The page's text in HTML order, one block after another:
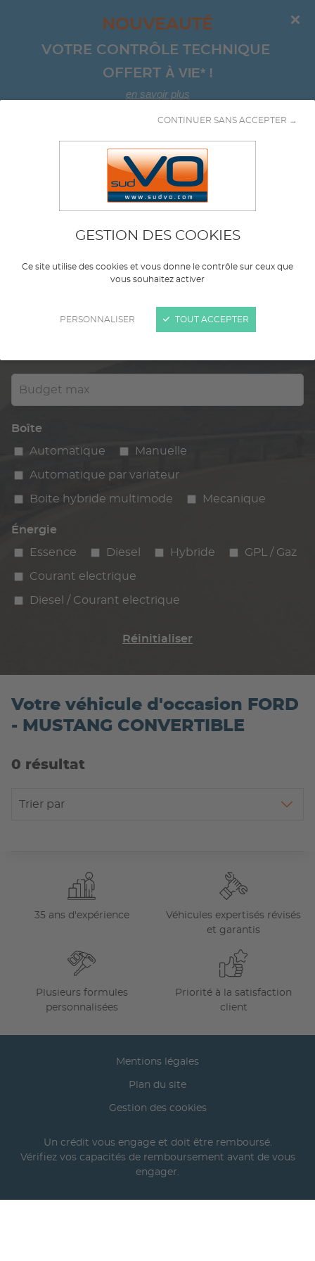
GESTION DES COOKIES
Ce site utilise des cookies et vous donne le contrôle sur ceux que
vous souhaitez activer
PERSONNALISER
CONTINUER SANS ACCEPTER →
TOUT ACCEPTER
NOUVEAUTÉ
VOTRE CONTRÔLE TECHNIQUE
OFFERT À VIE*!
en savoir plus
Aller au contenu
Budget max
Boîte
Automatique
Manuelle
Automatique par variateur
Boite hybride multimode Mecanique
Énergie
Essence
Diesel Hybride GPL / Gaz
Courant electrique
Diesel / Courant electrique
Réinitialiser
Votre véhicule d'occasion FORD
- MUSTANG CONVERTIBLE
0 résultat
Trier par
35 ans d'expérience
Véhicules expertisés révisés
et garantis
Plusieurs formules
personnalisées
Priorité à la satisfaction
client
Mentions légales
Plan du site
Gestion des cookies
Un crédit vous engage et doit être remboursé.
Vérifiez vos capacités de remboursement avant de vous
engager.